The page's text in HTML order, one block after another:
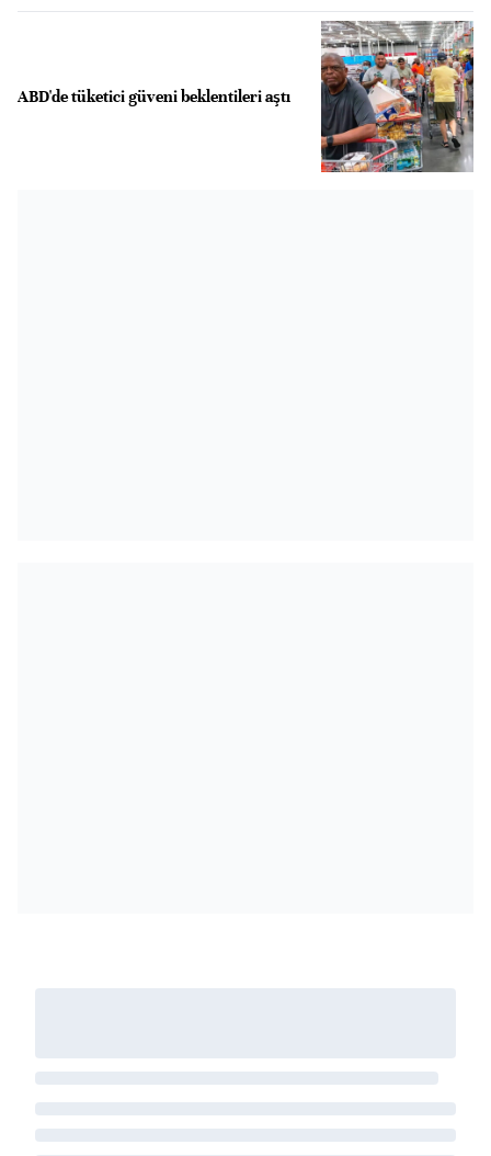
ABD'de tüketici güveni beklentileri aştı